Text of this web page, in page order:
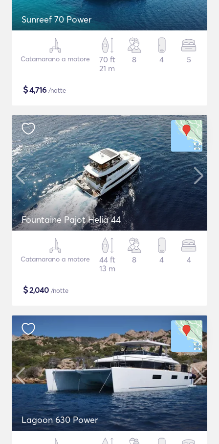
Sunreef 70 Power
Catamarano a motore
70 ft
21 m
8 4 5
$4,716 /notte
Fountaine Pajot Helia 44
Catamarano a motore
44 ft
13 m
8 4 4
$2,040 /notte
Lagoon 630 Power